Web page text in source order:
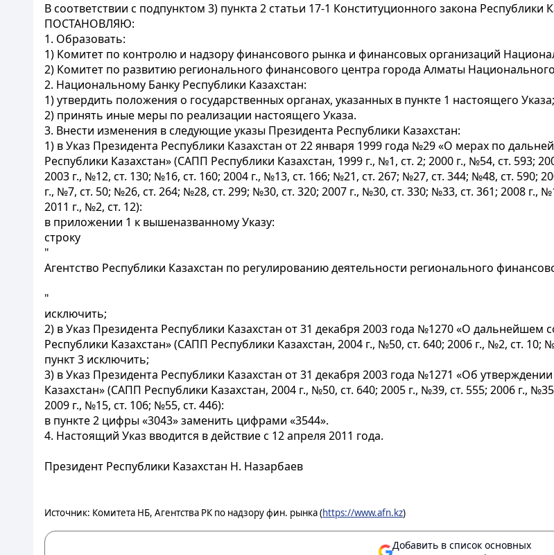
В соответствии с подпунктом 3) пункта 2 статьи 17-1 Конституционного закона Республики
ПОСТАНОВЛЯЮ:
1. Образовать:
1) Комитет по контролю и надзору финансового рынка и финансовых организаций
2) Комитет по развитию регионального финансового центра города Алматы
2. Национальному Банку Республики Казахстан:
1) утвердить положения о государственных органах, указанных в пункте 1 настоящего Указа;
2) принять иные меры по реализации настоящего Указа.
3. Внести изменения в следующие указы Президента Республики Казахстан:
1) в Указ Президента Республики Казахстан от 22 января 1999 года №29 «О мерах по
Республики Казахстан» (САПП Республики Казахстан, 1999 г., №1, ст. 2; 2000 г., №54, ст. 593;
2003 г., №12, ст. 130; №16, ст. 160; 2004 г., №13, ст. 166; №21, ст. 267; №27, ст. 344; №48, ст. 590;
г., №7, ст. 50; №26, ст. 264; №28, ст. 299; №30, ст. 320; 2007 г., №30, ст. 330; №33, ст. 361; 2008 г.,
2011 г., №2, ст. 12):
в приложении 1 к вышеназванному Указу:
строку
"
Агентство Республики Казахстан по регулированию деятельности регионального
"
исключить;
2) в Указ Президента Республики Казахстан от 31 декабря 2003 года №1270 «О
Республики Казахстан» (САПП Республики Казахстан, 2004 г., №50, ст. 640; 2006 г., №2, ст. 10;
пункт 3 исключить;
3) в Указ Президента Республики Казахстан от 31 декабря 2003 года №1271 «Об
Казахстан» (САПП Республики Казахстан, 2004 г., №50, ст. 640; 2005 г., №39, ст. 555; 2006 г.,
2009 г., №15, ст. 106; №55, ст. 446):
в пункте 2 цифры «3043» заменить цифрами «3544».
4. Настоящий Указ вводится в действие с 12 апреля 2011 года.
Президент Республики Казахстан Н. Назарбаев
Источник: Комитета НБ, Агентства РК по надзору фин. рынка (https://www.afn.kz)
Добавить в список основных